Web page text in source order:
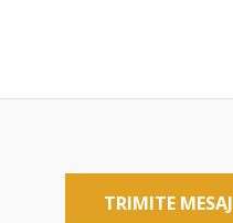
TRIMITE MESAJ